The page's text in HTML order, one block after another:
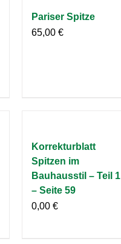
Pariser Spitze
65,00€
Korrekturblatt
Spitzen im
Bauhausstil – Teil 1
– Seite 59
0,00€